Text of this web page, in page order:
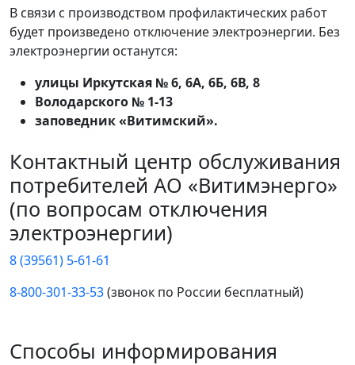
В связи с производством профилактических работ
будет произведено отключение электроэнергии. Без
электроэнергии останутся:
улицы Иркутская № 6, 6А, 6Б, 6В, 8
Володарского № 1-13
заповедник «Витимский».
Контактный центр обслуживания
потребителей АО «Витимэнерго»
(по вопросам отключения
электроэнергии)
8 (39561) 5-61-61
8-800-301-33-53(звонок по России бесплатный)
Способы информирования